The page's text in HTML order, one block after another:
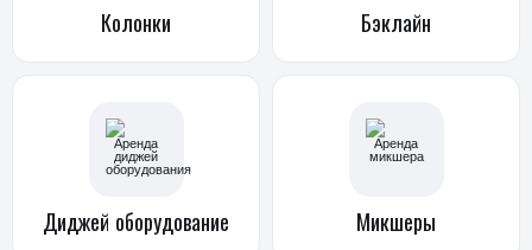
Колонки Бэклайн
Диджей оборудование Микшеры